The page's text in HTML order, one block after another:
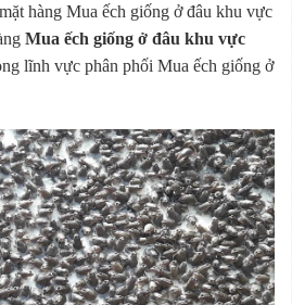
hàng Mua ếch giống ở đâu khu vực
Mua ếch giống ở đâu khu vực
lĩnh vực phân phối Mua ếch giống ở